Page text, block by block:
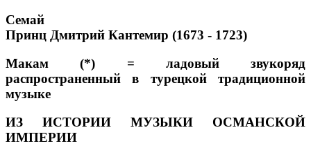
Семай
Принц Дмитрий Кантемир (1673 - 1723)
Макам (*) = ладовый звукоряд
распространенный в турецкой традиционной
музыке
ИЗ ИСТОРИИ МУЗЫКИ ОСМАНСКОЙ
ИМПЕРИИ